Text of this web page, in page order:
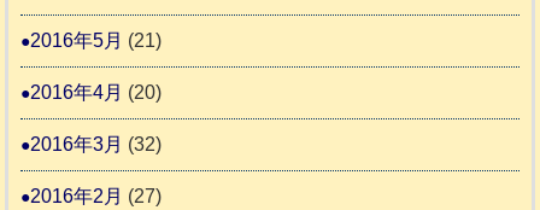
2016年5月 (21)
2016年4月 (20)
2016年3月 (32)
2016年2月 (27)